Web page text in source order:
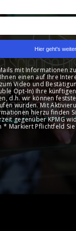
mit Informationen
einen auf Ihre
Video und
Opt-In) Ihre
d.h. wir können
wurden. Mit
hierzu finden
gegenüber KPMG
Markiert Pflichtfeld